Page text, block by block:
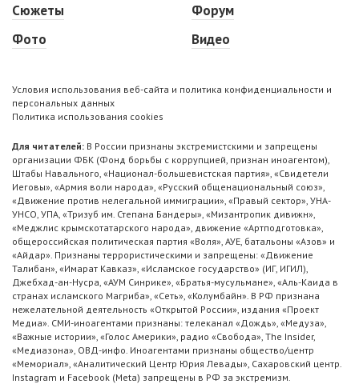
Сюжеты
Фото
Форум
Видео
Условия использования веб-сайта и политика конфиденциальности и
персональных данных
Политика использования cookies
Для читателей: В России признаны экстремистскими и запрещены
организации ФБК (Фонд борьбы с коррупцией, признан иноагентом),
Штабы Навального, «Национал-большевистская партия», «Свидетели
Иеговы», «Армия воли народа», «Русский общенациональный союз»,
«Движение против нелегальной иммиграции», «Правый сектор», УНА-
УНСО, УПА, «Тризуб им. Степана Бандеры», «Мизантропик дивижн»,
«Меджлис крымскотатарского народа», движение «Артподготовка»,
общероссийская политическая партия «Воля», АУЕ, батальоны «Азов» и
«Айдар». Признаны террористическими и запрещены: «Движение
Талибан», «Имарат Кавказ», «Исламское государство» (ИГ, ИГИЛ),
Джебхад-ан-Нусра, «АУМ Синрике», «Братья-мусульмане», «Аль-Каида в
странах исламского Магриба», «Сеть», «Колумбайн». В РФ признана
нежелательной деятельность «Открытой России», издания «Проект
Медиа». СМИ-иноагентами признаны: телеканал «Дождь», «Медуза»,
«Важные истории», «Голос Америки», радио «Свобода», The Insider,
«Медиазона», ОВД-инфо. Иноагентами признаны общество/центр
«Мемориал», «Аналитический Центр Юрия Левады», Сахаровский центр.
Instagram и Facebook (Metа) запрещены в РФ за экстремизм.